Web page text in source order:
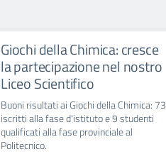
Giochi della Chimica: cresce
la partecipazione nel nostro
Liceo Scientifico
Buoni risultati ai Giochi della Chimica: 73
iscritti alla fase d'istituto e 9 studenti
qualificati alla fase provinciale al
Politecnico.